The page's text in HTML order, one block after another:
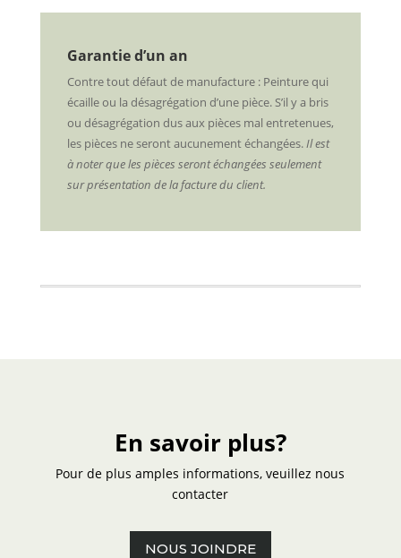
Garantie d’un an
Contre tout défaut de manufacture : Peinture qui
écaille ou la désagrégation d’une pièce. S’il y a bris
ou désagrégation dus aux pièces mal entretenues,
les pièces ne seront aucunement échangées.Il est
à noter que les pièces seront échangées seulement
sur présentation de la facture du client.
En savoir plus?
Pour de plus amples informations, veuillez nous
contacter
NOUS JOINDRE